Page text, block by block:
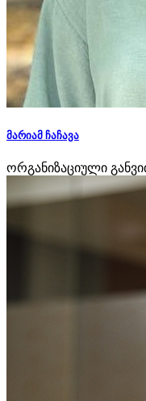
მარიამ ჩაჩავა
ორგანიზაციული